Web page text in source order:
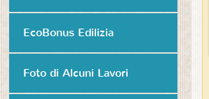
EcoBonus Edilizia
Foto di Alcuni Lavori